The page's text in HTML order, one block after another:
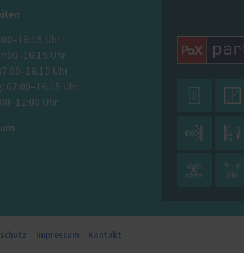
Uhr
Uhr
Uhr
07:00–16:15 Uhr
Uhr
 
 
 
Impressum
Kontakt